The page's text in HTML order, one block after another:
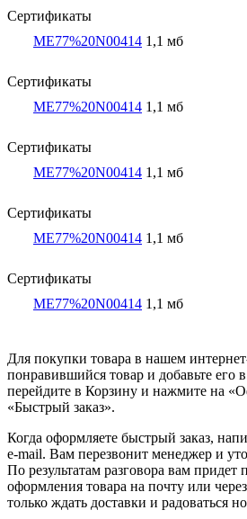
Сертификаты
ME77%20N00414 1,1 мб
Сертификаты
ME77%20N00414 1,1 мб
Сертификаты
ME77%20N00414 1,1 мб
Сертификаты
ME77%20N00414 1,1 мб
Сертификаты
ME77%20N00414 1,1 мб
Для покупки товара в нашем
понравившийся товар и добавьте его
перейдите в Корзину и нажмите на
«Быстрый заказ».
Когда оформляете быстрый заказ,
e-mail. Вам перезвонит менеджер и
По результатам разговора вам придет
оформления товара на почту или
только ждать доставки и радоваться